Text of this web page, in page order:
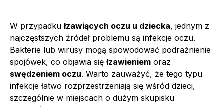
W przypadkułzawiących oczu u dziecka, jednym z
najczęstszych źródeł problemu są infekcje oczu.
Bakterie lub wirusy mogą spowodować podrażnienie
spojówek, co objawia sięłzawieniem oraz
swędzeniem oczu. Warto zauważyć, że tego typu
infekcje łatwo rozprzestrzeniają się wśród dzieci,
szczególnie w miejscach o dużym skupisku